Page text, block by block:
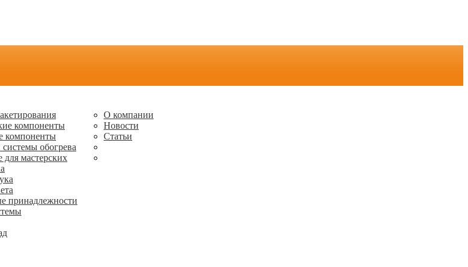
компоненты
компоненты
обогрева
для мастерских
принадлежности
О компании
Новости
Статьи